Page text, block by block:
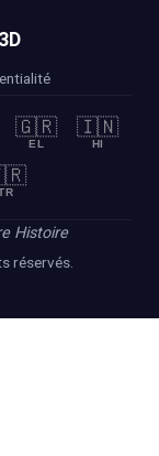
🇬🇷
EL
🇮🇳
HI
Histoire
réservés.